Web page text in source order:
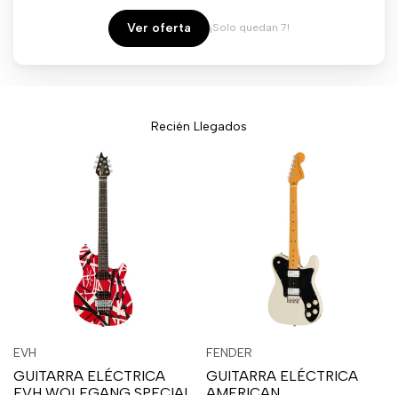
venta
Ver oferta ¡Solo quedan 7!
Recién Llegados
sesión
parapara
Proveedor:
EVH
GUITARRA ELÉCTRICA
sesión
para
sesión
para
Vista
Proveedor:
FENDER
GUITARRA ELÉCTRICA